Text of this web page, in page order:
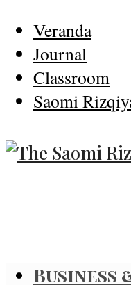
Veranda
Journal
Classroom
Saomi
Business